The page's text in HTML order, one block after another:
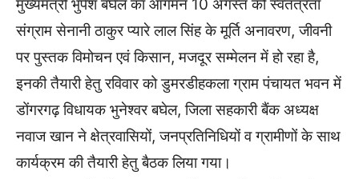
मुख्यमंत्री भुपेश बघेल का आगमन 10 अगस्त को स्वतंत्रता
संग्राम सेनानी ठाकुर प्यारे लाल सिंह के मूर्ति अनावरण, जीवनी
पर पुस्तक विमोचन एवं किसान, मजदूर सम्मेलन में हो रहा है,
इनकी तैयारी हेतु रविवार को डुमरडीहकला ग्राम पंचायत भवन में
डोंगरगढ़ विधायक भुनेश्वर बघेल, जिला सहकारी बैंक अध्यक्ष
नवाज खान ने क्षेत्रवासियों, जनप्रतिनिधियों व ग्रामीणों के साथ
कार्यक्रम की तैयारी हेतु बैठक लिया गया।